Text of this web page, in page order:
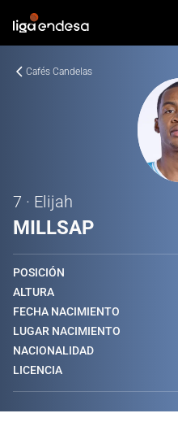
Cafés Candelas
7 · Elijah
MILLSAP
POSICIÓN
ALTURA
FECHA NACIMIENTO
LUGAR NACIMIENTO
NACIONALIDAD
LICENCIA